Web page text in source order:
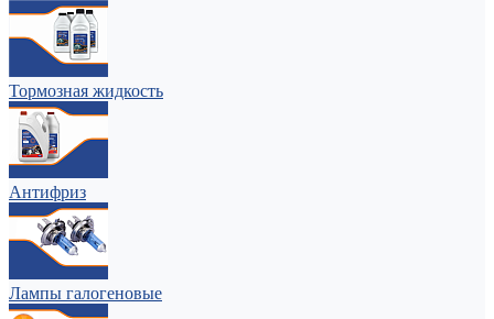
Тормозная жидкость
Антифриз
Лампы галогеновые